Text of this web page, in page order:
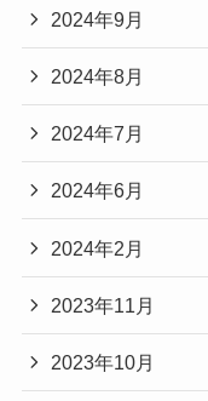
2024年9月
2024年8月
2024年7月
2024年6月
2024年2月
2023年11月
2023年10月